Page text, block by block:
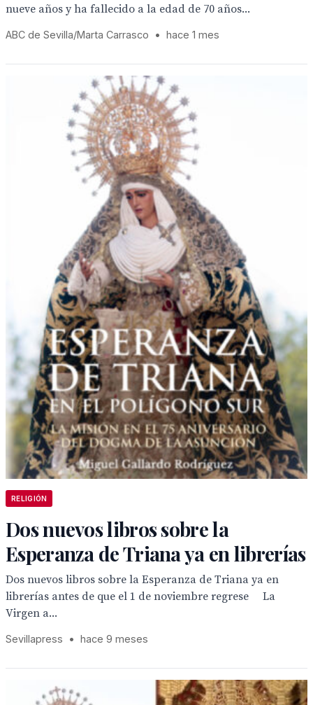
nueve años y ha fallecido a la edad de 70 años...
ABC de Sevilla/Marta Carrasco • hace 1 mes
RELIGIÓN
Dos nuevos libros sobre la
Esperanza de Triana ya en librerías
Dos nuevos libros sobre la Esperanza de Triana ya en
librerías antes de que el 1 de noviembre regrese La
Virgen a...
Sevillapress • hace 9 meses